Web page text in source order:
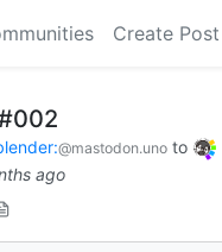
Create Post
@mastodon.uno to
ago